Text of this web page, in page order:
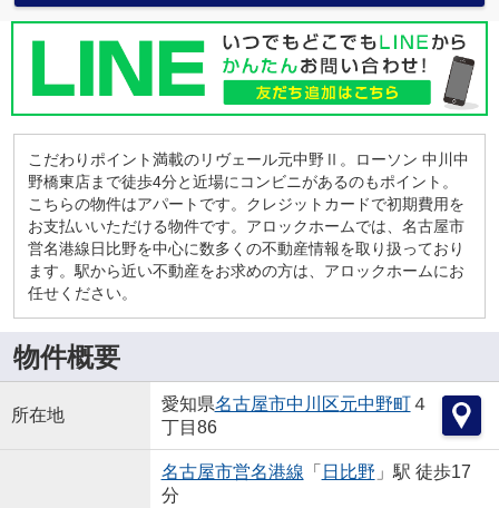
こだわりポイント満載のリヴェール元中野Ⅱ。ローソン 中川中
野橋東店まで徒歩4分と近場にコンビニがあるのもポイント。
こちらの物件はアパートです。クレジットカードで初期費用を
お支払いいただける物件です。アロックホームでは、名古屋市
営名港線日比野を中心に数多くの不動産情報を取り扱っており
ます。駅から近い不動産をお求めの方は、アロックホームにお
任せください。
物件概要
所在地
愛知県名古屋市中川区元中野町４
丁目86
名古屋市営名港線 「 日比野 」駅 徒歩17
分